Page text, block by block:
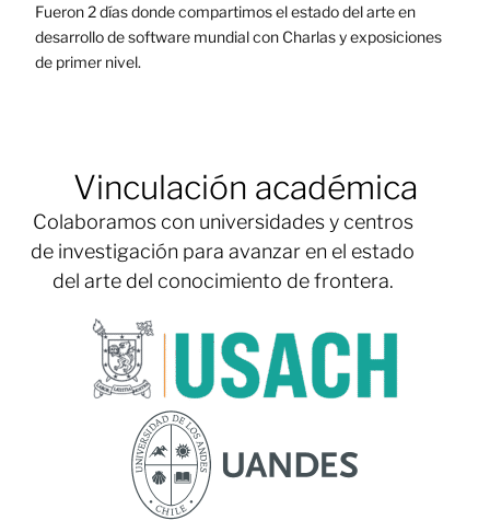
Fueron 2 días donde compartimos el estado del arte en
desarrollo de software mundial con Charlas y exposiciones
de primer nivel.
Vinculación académica
Colaboramos con universidades y centros
de investigación para avanzar en el estado
del arte del conocimiento de frontera.